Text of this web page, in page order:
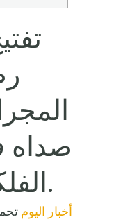
صداه
الفلكية و أخبار اليوم.
أخبار اليوم